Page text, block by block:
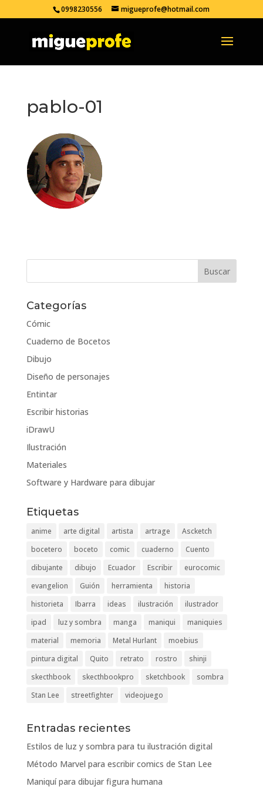
0998230556 migueprofe@hotmail.com
pablo-01
Categorías
Cómic
Cuaderno de Bocetos
Dibujo
Diseño de personajes
Entintar
Escribir historias
iDrawU
Ilustración
Materiales
Software y Hardware para dibujar
Etiquetas
anime arte digital artista artrage
Ascketch
bocetero
boceto comic cuaderno
Cuento
dibujante
dibujo Ecuador Escribir
eurocomic
evangelion
Guión herramienta
historia
historieta
Ibarra ideas ilustración
ilustrador
ipad
luz y sombra manga maniqui
maniquies
material
memoria Metal Hurlant
moebius
pintura digital
Quito retrato rostro
shinji
skecthbook
skecthbookpro sketchbook
sombra
Stan Lee
streetfighter videojuego
Entradas recientes
Estilos de luz y sombra para tu ilustración digital
Método Marvel para escribir comics de Stan Lee
Maniquí para dibujar figura humana